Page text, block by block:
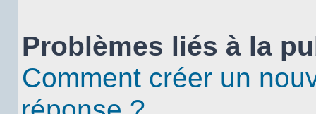
Problèmes liés à la
Comment créer un